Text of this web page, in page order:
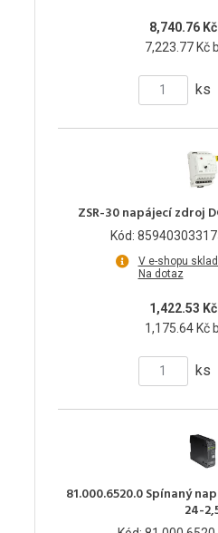
8,740.76
7,223.77 Kč
ks
ZSR-30 napájecí zdroj
Kód:
V e-shopu
Na dotaz
1,422.53
1,175.64 Kč
ks
81.000.6520.0 Spínaný
24-